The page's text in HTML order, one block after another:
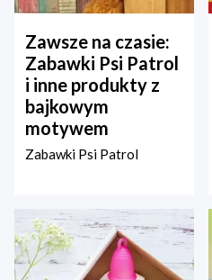
Zawsze na czasie:
Zabawki Psi Patrol
i inne produkty z
bajkowym
motywem
Zabawki Psi Patrol